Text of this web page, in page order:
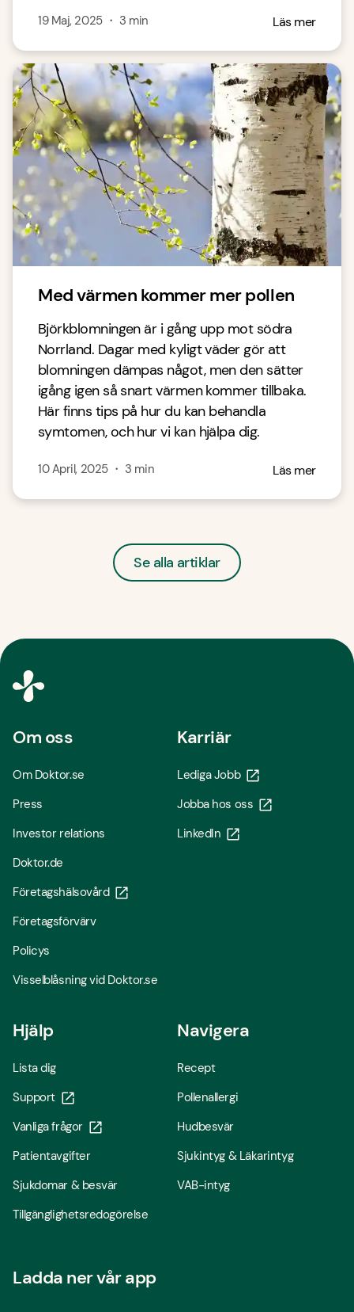
19 Maj, 2025・ 3 min Läs mer
Med värmen kommer mer pollen
Björkblomningen är i gång upp mot södra
Norrland. Dagar med kyligt väder gör att
blomningen dämpas något, men den sätter
igång igen så snart värmen kommer tillbaka.
Här finns tips på hur du kan behandla
symtomen, och hur vi kan hjälpa dig.
10 April, 2025・ 3 min Läs mer
Se alla artiklar
Om oss
Om Doktor.se
Press
Investor relations
Doktor.de
Företagshälsovård
Företagsförvärv
Policys
Visselblåsning vid Doktor.se
Karriär
Lediga Jobb
Jobba hos oss
LinkedIn
Hjälp
Lista dig
Support
Vanliga frågor
Patientavgifter
Sjukdomar & besvär
Tillgänglighetsredogörelse
Navigera
Recept
Pollenallergi
Hudbesvär
Sjukintyg & Läkarintyg
VAB-intyg
Ladda ner vår app